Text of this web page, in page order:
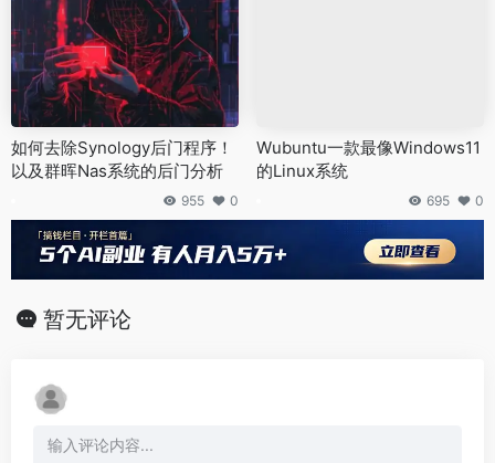
如何去除Synology后门程序！
以及群晖Nas系统的后门分析
955 0
Wubuntu一款最像Windows11
的Linux系统
695 0
暂无评论